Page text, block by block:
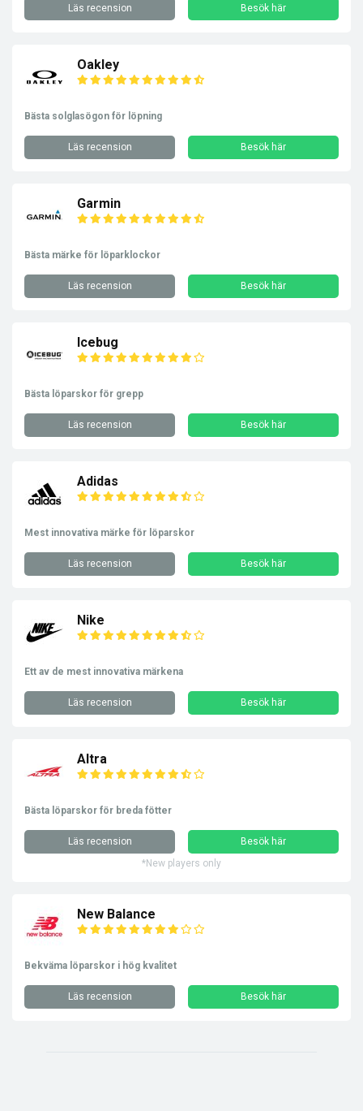
Läs recension Besök här
Oakley
Bästa solglasögon för löpning
Läs recension Besök här
Garmin
Bästa märke för löparklockor
Läs recension Besök här
Icebug
Bästa löparskor för grepp
Läs recension Besök här
Adidas
Mest innovativa märke för löparskor
Läs recension Besök här
Nike
Ett av de mest innovativa märkena
Läs recension Besök här
Altra
Bästa löparskor för breda fötter
Läs recension
Besök här
*New players only
New Balance
Bekväma löparskor i hög kvalitet
Läs recension Besök här